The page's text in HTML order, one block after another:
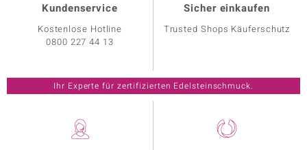
Kundenservice
Kostenlose Hotline
0800 227 44 13
Sicher einkaufen
Trusted Shops Käuferschutz
Ihr Experte für zertifizierten Edelsteinschmuck.